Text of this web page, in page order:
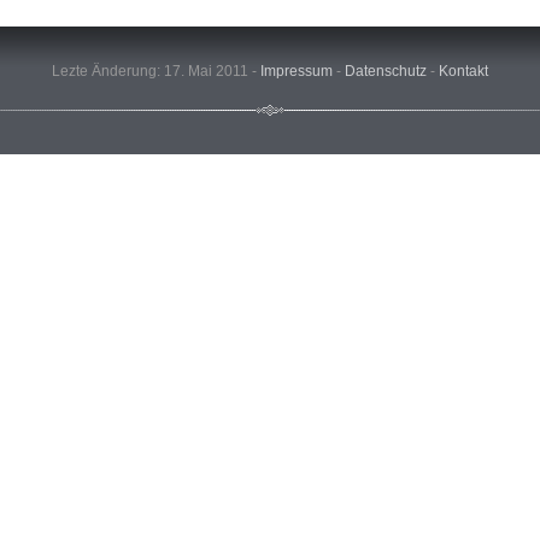
Lezte Änderung: 17. Mai 2011 - Impressum - Datenschutz - Kontakt